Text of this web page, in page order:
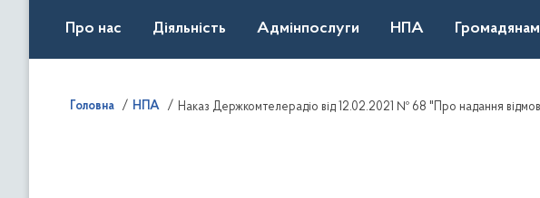
Про нас Діяльність Адмінпослуги НПА Громадянам
Головна НПА